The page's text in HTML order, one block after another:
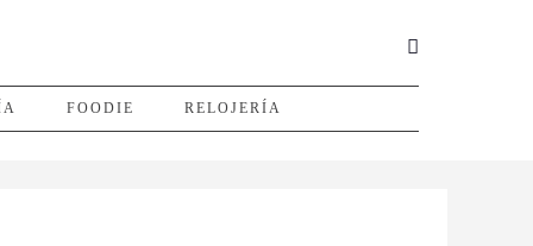
FOODIE RELOJERÍA